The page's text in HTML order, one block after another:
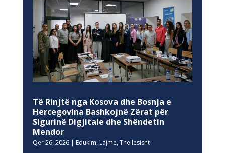
Të Rinjtë nga Kosova dhe Bosnja e
Hercegovina Bashkojnë Zërat për
Sigurinë Digjitale dhe Shëndetin
Mendor
Qer 26, 2026| Edukim, Lajme, Thellesisht